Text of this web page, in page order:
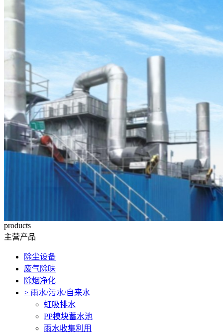
products
主营产品
除尘设备
废气除味
除烟净化
> 雨水/污水/自来水
虹吸排水
PP模块蓄水池
雨水收集利用